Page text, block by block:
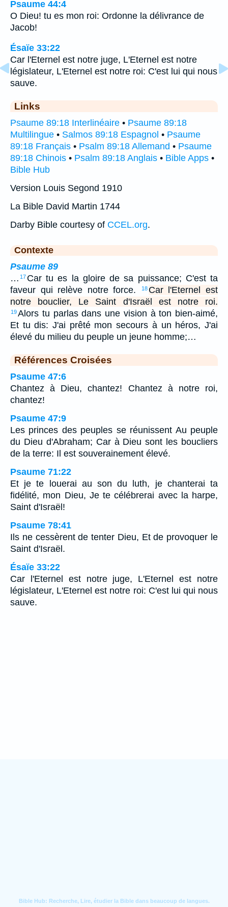
Psaume 44:4
O Dieu! tu es mon roi: Ordonne la délivrance de
Jacob!
Ésaïe 33:22
Car l'Eternel est notre juge, L'Eternel est notre
législateur, L'Eternel est notre roi: C'est lui qui nous
sauve.
Links
Psaume 89:18 Interlinéaire • Psaume 89:18
Multilingue • Salmos 89:18 Espagnol • Psaume
89:18 Français • Psalm 89:18 Allemand • Psaume
89:18 Chinois • Psalm 89:18 Anglais • Bible Apps •
Bible Hub
Version Louis Segond 1910
La Bible David Martin 1744
Darby Bible courtesy of CCEL.org.
Contexte
Psaume 89
… 17 Car tu es la gloire de sa puissance; C'est ta
faveur qui relève notre force.
18 Car l'Eternel est
notre bouclier, Le Saint d'Israël est notre roi.
19Alors tu parlas dans une vision à ton bien-aimé,
Et tu dis: J'ai prêté mon secours à un héros, J'ai
élevé du milieu du peuple un jeune homme;…
Références Croisées
Psaume 47:6
Chantez à Dieu, chantez! Chantez à notre roi,
chantez!
Psaume 47:9
Les princes des peuples se réunissent Au peuple
du Dieu d'Abraham; Car à Dieu sont les boucliers
de la terre: Il est souverainement élevé.
Psaume 71:22
Et je te louerai au son du luth, je chanterai ta
fidélité, mon Dieu, Je te célébrerai avec la harpe,
Saint d'Israël!
Psaume 78:41
Ils ne cessèrent de tenter Dieu, Et de provoquer le
Saint d'Israël.
Ésaïe 33:22
Car l'Eternel est notre juge, L'Eternel est notre
législateur, L'Eternel est notre roi: C'est lui qui nous
sauve.